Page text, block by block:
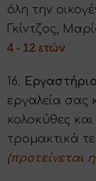
όλη την
Γκίντζος,
4 - 12 ετών
16.
εργαλεία σας
κολοκύθες
τρομακτικά
(προτείνεται